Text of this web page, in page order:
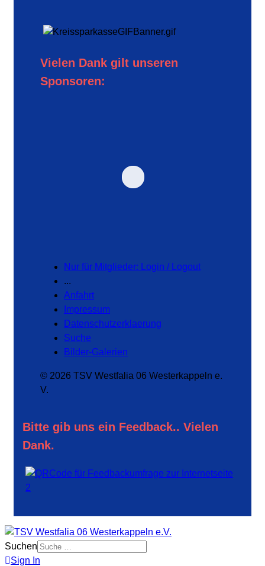
Vielen Dank gilt unseren
Sponsoren:
Nur für Mitglieder: Login / Logout
...
Anfahrt
Impressum
Datenschutzerklaerung
Suche
Bilder-Galerien
© 2026 TSV Westfalia 06 Westerkappeln e.
V.
Bitte gib uns ein Feedback.. Vielen
Dank.
Suchen
Sign In